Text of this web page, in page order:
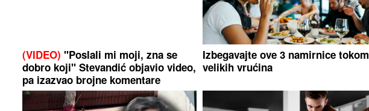
(VIDEO) "Poslali mi moji, zna se
dobro koji" Stevandić objavio video,
pa izazvao brojne komentare
Izbegavajte ove 3 namirnice tokom
velikih vrućina